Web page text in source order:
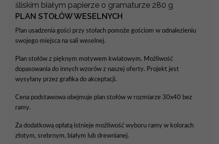
śliskim białym papierze o gramaturze 280 g
PLAN STOŁÓW WESELNYCH
Plan usadzenia gości przy stołach pomoże gościom w odnalezieniu
swojego miejsca na sali weselnej.
Plan stołów z pięknym motywem kwiatowym. Możliwość
dopasowania do innych wzorów z naszej oferty. Projekt jest
wysyłany przez grafika do akceptacji.
Cena podstawowa obejmuje plan stołów w rozmiarze 30x40 bez
ramy.
Za dodatkową opłatą istnieje możliwość wyboru ramy w kolorach
złotym, srebrnym, białym lub drewnianej.